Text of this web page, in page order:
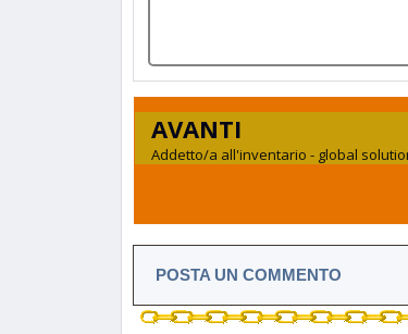
AVANTI
Addetto/a all'inventario - global
POSTA UN COMMENTO